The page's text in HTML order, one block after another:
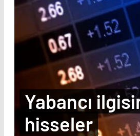
Yabancı
hisseler